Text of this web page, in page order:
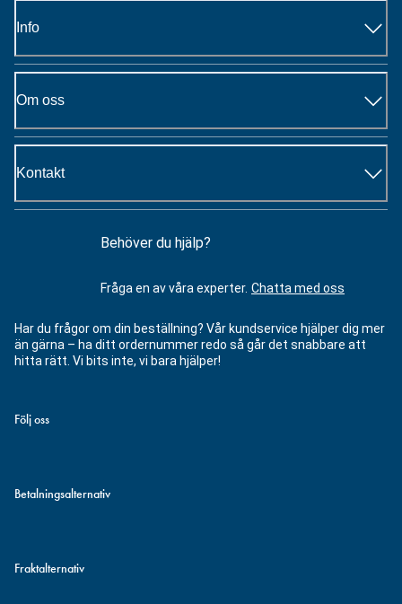
Info
Om oss
Kontakt
Behöver du hjälp?
Fråga en av våra experter. Chatta med oss
Har du frågor om din beställning? Vår kundservice hjälper dig mer
än gärna – ha ditt ordernummer redo så går det snabbare att
hitta rätt. Vi bits inte, vi bara hjälper!
Följ oss
Betalningsalternativ
Fraktalternativ